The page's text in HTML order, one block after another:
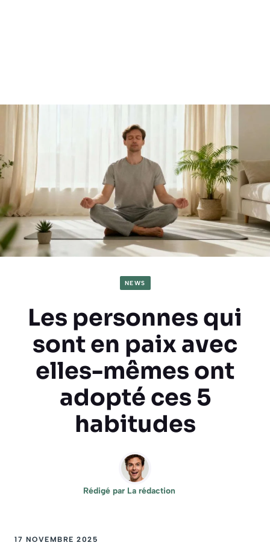
NEWS
Les personnes qui
sont en paix avec
elles-mêmes ont
adopté ces 5
habitudes
Rédigé par La rédaction
17 NOVEMBRE 2025